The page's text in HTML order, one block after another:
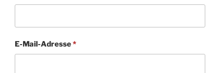
E-Mail-Adresse*